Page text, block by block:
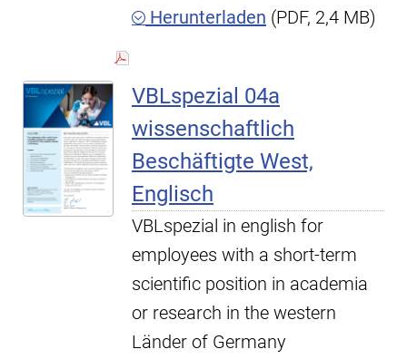
Herunterladen (PDF, 2,4 MB)
VBLspezial 04a
wissenschaftlich
Beschäftigte West,
Englisch
VBLspezial in english for
employees with a short-term
scientific position in academia
or research in the western
Länder of Germany